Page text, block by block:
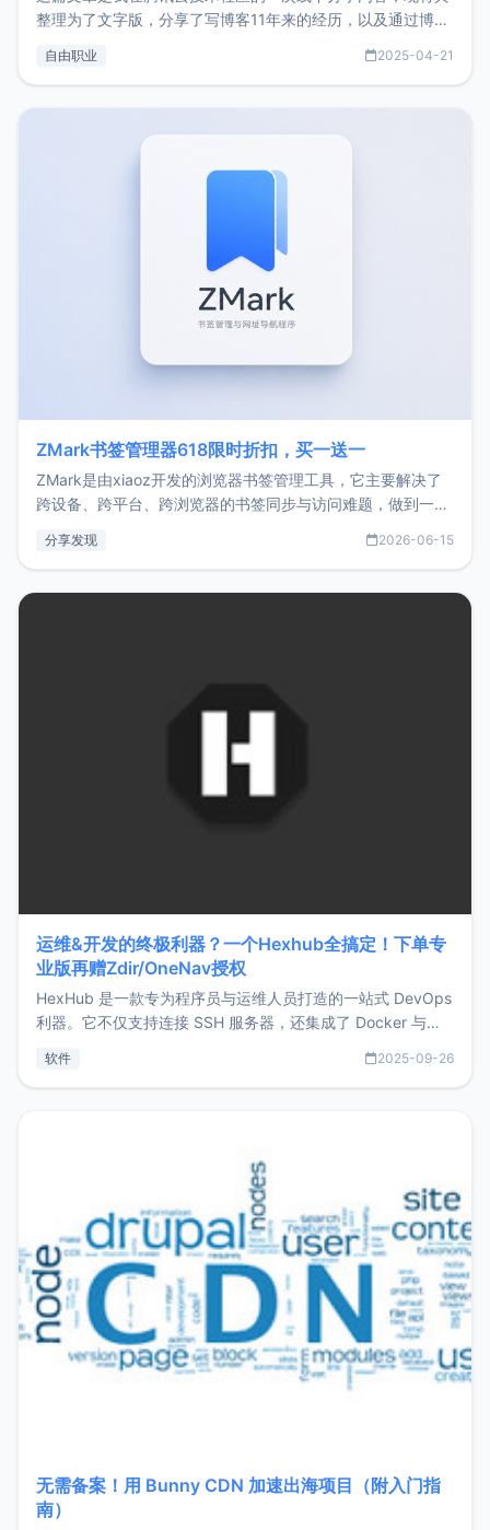
整理为了文字版，分享了写博客11年来的经历，以及通过博客
了我的首个产品ImgURL的真实数据和产品现状。自我介绍大
自由职业 2025-04-21
ZMark书签管理器618限时折扣，买一送一
ZMark是由xiaoz开发的浏览器书签管理工具，它主要解决了
跨设备、跨平台、跨浏览器的书签同步与访问难题，做到一处
用，让管理更高效。ZMark官网地址：
分享发现 2026-06-15
运维&开发的终极利器？一个Hexhub全搞定！下单专
业版再赠Zdir/OneNav授权
HexHub 是一款专为程序员与运维人员打造的一站式 DevOps
利器。它不仅支持连接 SSH 服务器，还集成了 Docker 与常
件间频繁切换，仅凭 HexHub 即可同时搞定运维与数据库操
软件 2025-09-26
无需备案！用 Bunny CDN 加速出海项目（附入门指
南）